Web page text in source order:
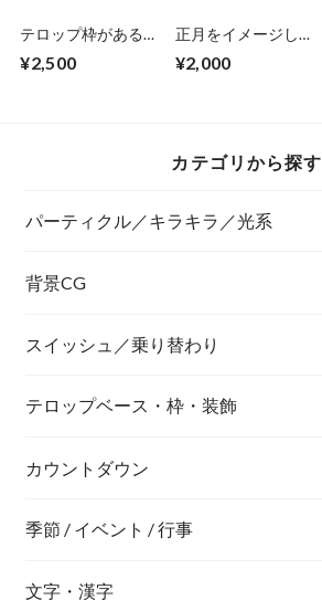
テロップ枠がある
素材 左右から（シ
¥2,500
正月をイメージした
太陽の和柄ベース
¥2,000
カテゴリから探す
パーティクル／キラキラ／光系
背景CG
ニュース風
デジタル風
スイッシュ／乗り替わり
テロップベース・枠・装飾
ネオン風
カウントダウン
季節 / イベント / 行事
文字・漢字